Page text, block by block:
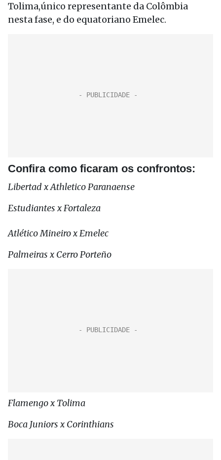
Tolima,único representante da Colômbia
nesta fase, e do equatoriano Emelec.
Confira como ficaram os confrontos:
Libertad x Athletico Paranaense
Estudiantes x Fortaleza
Atlético Mineiro x Emelec
Palmeiras x Cerro Porteño
Flamengo x Tolima
Boca Juniors x Corinthians